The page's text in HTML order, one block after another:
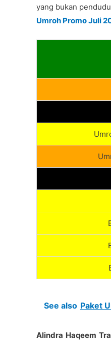
yang bukan
Umroh Promo Juli
See also Paket
Alindra Haqeem